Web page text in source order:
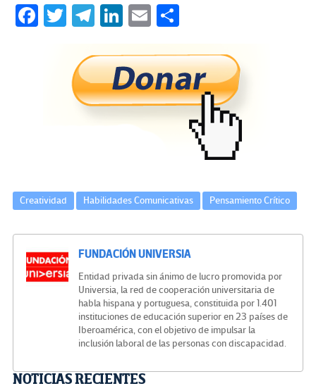
Fa T
tt
er
Te
gr
a
m
Li
ke
dI
n
E
ail m
p
ar
tir
Creatividad Habilidades Comunicativas Pensamiento Crítico
FUNDACIÓN UNIVERSIA
Entidad privada sin ánimo de lucro promovida por
Universia, la red de cooperación universitaria de
habla hispana y portuguesa, constituida por 1.401
instituciones de educación superior en 23 países de
Iberoamérica, con el objetivo de impulsar la
inclusión laboral de las personas con discapacidad.
NOTICIAS RECIENTES